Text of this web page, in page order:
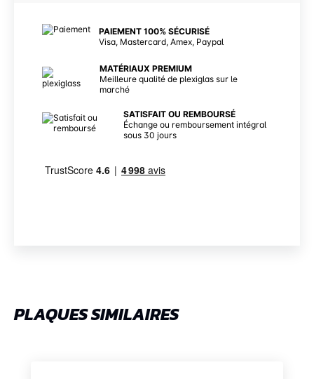
PAIEMENT 100% SÉCURISÉ
Visa, Mastercard, Amex, Paypal
MATÉRIAUX PREMIUM
Meilleure qualité de plexiglas sur le
marché
SATISFAIT OU REMBOURSÉ
Échange ou remboursement intégral
sous 30 jours
PLAQUES SIMILAIRES